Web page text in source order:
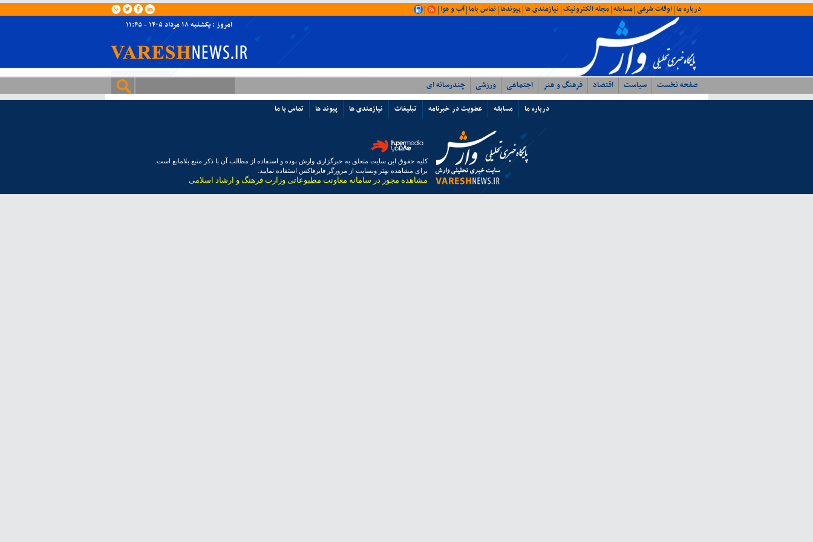
درباره ما| اوقات شرعی| مسابقه| مجله الکترونیک| نیازمندی ها| پیوندها| تماس باما| آب و هوا|
|
امروز : یکشنبه ۱۸ مرداد ۱۴۰۵ - ۱۱:۴۵
صفحه نخست سیاست اقتصاد فرهنگ و هنر اجتماعی ورزشی چندرسانه ای
درباره ما مسابقه عضویت در خبرنامه تبلیغات نیازمندی ها پیوند ها تماس با ما
کلیه حقوق این سایت متعلق به خبرگزاری وارش بوده و استفاده از مطالب آن با ذکر منبع بلامانع است.
برای مشاهده بهتر وبسایت از مرورگر فایرفاکس استفاده نمایید.
مشاهده مجوز در سامانه معاونت مطبوعاتی وزارت فرهنگ و ارشاد اسلامی